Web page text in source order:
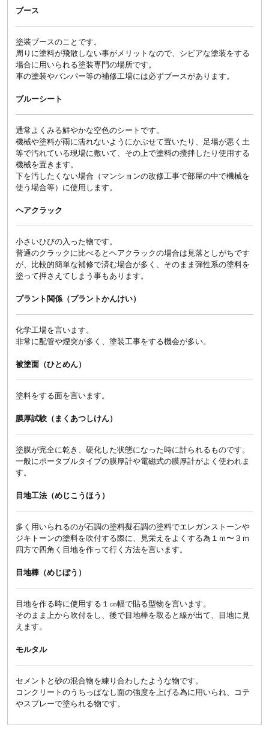
ブース
塗装ブースのことです。
周りに塗料が飛散しない事がメリットなので、シビアな塗装をする
場合に用いられる塗装専門の場所です。
車の塗装やバンパー等の補修工場には必ずブースがあります。
ブルーシート
通常よくみる鮮やかな空色のシートです。
機械や塗料が雨に濡れないようにかぶせて置いたり、足場が悪く土
等で汚れている現場に敷いて、その上で塗料の攪拌したり使用する
機械を置きます。
下を汚したくない場合（マンションの改修工事で部屋の中で機械を
使う場合等）に使用します。
ヘアクラック
小さいひびの入った物です。
普通のクラックに比べるとヘアクラックの場合は見落としがちです
が、比較的簡単な補修で済む場合が多く、そのまま弾性系の塗料を
塗って押さえてしまう事もあります。
プラント関係（プラントかんけい）
化学工場を言います。
非常に配管や煙突が多く、塗装工事をする機会が多い。
被塗面（ひとめん）
塗料をする面を言います。
膜厚試験（まくあつしけん）
塗膜が完全に乾き、硬化した状態になった時に計られるものです。
一般にポータブルタイプの膜厚計や電磁式の膜厚計がよく使われま
す。
目地工法（めじこうほう）
多く用いられるのが石調の塗料擬石調の塗料でエレガンストーンや
ジキトーンの塗料を吹付する際に、見栄えをよくする為１ｍ〜３ｍ
四方で四角く目地を作って行く方法を言います。
目地棒（めじぼう）
目地を作る時に使用する１㎝幅で貼る型物を言います。
そのまま上から吹付をし、後で目地棒を取ると線が出て、目地に見
えます。
モルタル
セメントと砂の混合物を練り合わしたような物です。
コンクリートのうちっぱなし面の強度を上げる為に用いられ、コテ
やスプレーで塗られる物です。